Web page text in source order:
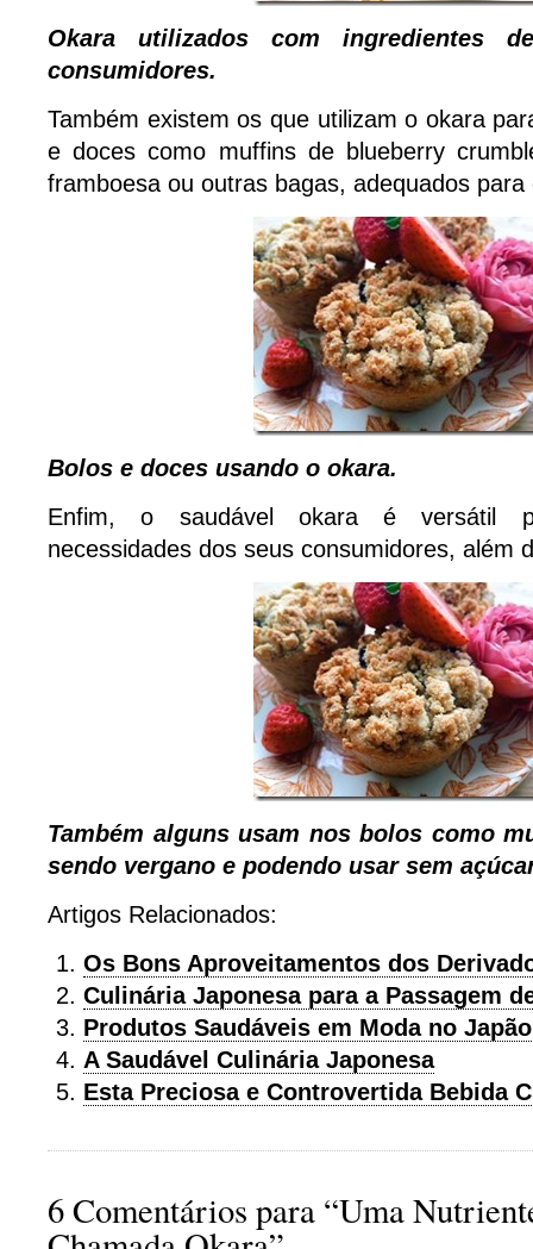
Okara utilizados com ingredientes
consumidores.
Também existem os que utilizam o okara
e doces como muffins de blueberry
framboesa ou outras bagas, adequados para
Bolos e doces usando o okara.
Enfim, o saudável okara é versátil
necessidades dos seus consumidores, além
Também alguns usam nos bolos como
sendo vergano e podendo usar sem
Artigos Relacionados:
Os Bons Aproveitamentos dos
Culinária Japonesa para a Passagem
Produtos Saudáveis em Moda no Japão
A Saudável Culinária Japonesa
Esta Preciosa e Controvertida Bebida
6 Comentários para “Uma